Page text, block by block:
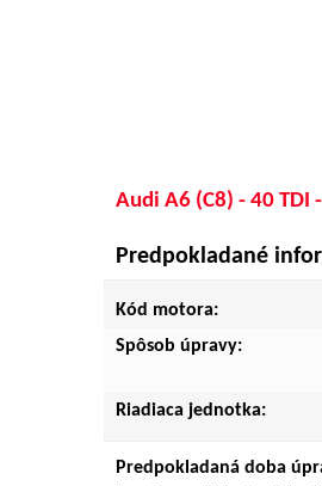
Audi A6 (C8) - 40 TDI
Predpokladané
Kód motora:
Spôsob úpravy:
Riadiaca jednotka:
Predpokladaná doba